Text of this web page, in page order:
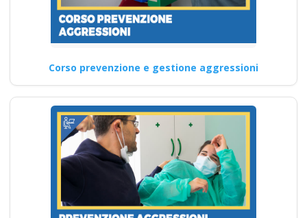
Corso prevenzione e gestione aggressioni